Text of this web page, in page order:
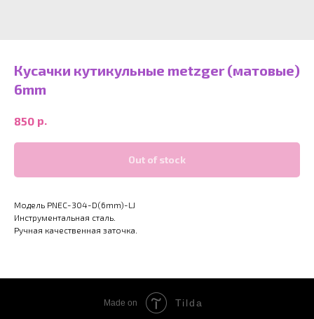
Кусачки кутикульные metzger (матовые)
6mm
850 р.
Out of stock
Модель PNEC-304-D(6mm)-LJ
Инструментальная сталь.
Ручная качественная заточка.
Made on Tilda